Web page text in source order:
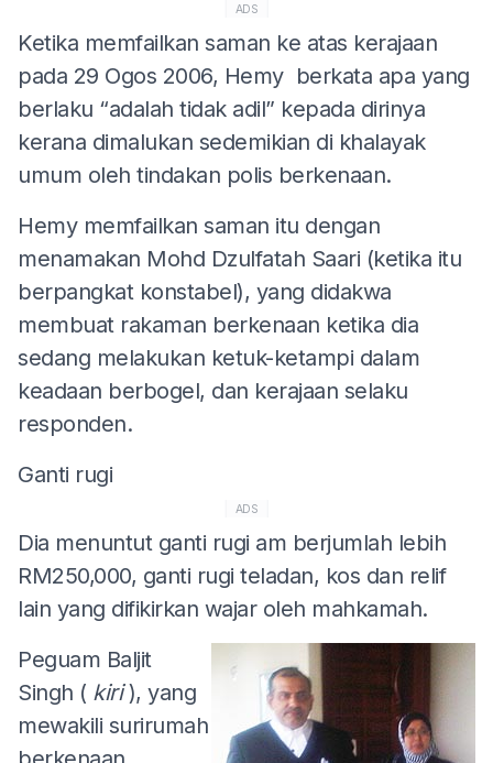
ADS
Ketika memfailkan saman ke atas kerajaan
pada 29 Ogos 2006, Hemy berkata apa yang
berlaku “adalah tidak adil” kepada dirinya
kerana dimalukan sedemikian di khalayak
umum oleh tindakan polis berkenaan.
Hemy memfailkan saman itu dengan
menamakan Mohd Dzulfatah Saari (ketika itu
berpangkat konstabel), yang didakwa
membuat rakaman berkenaan ketika dia
sedang melakukan ketuk-ketampi dalam
keadaan berbogel, dan kerajaan selaku
responden.
Ganti rugi
ADS
Dia menuntut ganti rugi am berjumlah lebih
RM250,000, ganti rugi teladan, kos dan relif
lain yang difikirkan wajar oleh mahkamah.
Peguam Baljit
Singh ( kiri), yang
mewakili surirumah